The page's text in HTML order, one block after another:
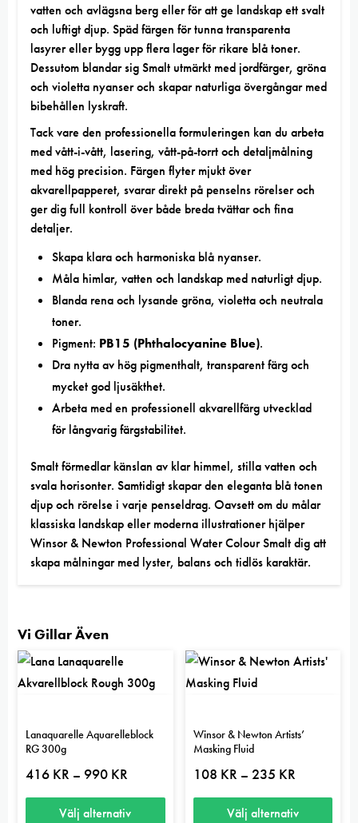
vatten och avlägsna berg eller för att ge landskap ett svalt
och luftigt djup. Späd färgen för tunna transparenta
lasyrer eller bygg upp flera lager för rikare blå toner.
Dessutom blandar sig Smalt utmärkt med jordfärger, gröna
och violetta nyanser och skapar naturliga övergångar med
bibehållen lyskraft.
Tack vare den professionella formuleringen kan du arbeta
med vått-i-vått, lasering, vått-på-torrt och detaljmålning
med hög precision. Färgen flyter mjukt över
akvarellpapperet, svarar direkt på penselns rörelser och
ger dig full kontroll över både breda tvättar och fina
detaljer.
Skapa klara och harmoniska blå nyanser.
Måla himlar, vatten och landskap med naturligt djup.
Blanda rena och lysande gröna, violetta och neutrala
toner.
Pigment: PB15 (Phthalocyanine Blue).
Dra nytta av hög pigmenthalt, transparent färg och
mycket god ljusäkthet.
Arbeta med en professionell akvarellfärg utvecklad
för långvarig färgstabilitet.
Smalt förmedlar känslan av klar himmel, stilla vatten och
svala horisonter. Samtidigt skapar den eleganta blå tonen
djup och rörelse i varje penseldrag. Oavsett om du målar
klassiska landskap eller moderna illustrationer hjälper
Winsor & Newton Professional Water Colour Smalt dig att
skapa målningar med lyster, balans och tidlös karaktär.
Vi Gillar Även
Lanaquarelle Aquarelleblock
RG 300g
416 KR – 990 KR
till
990 kr
Välj alternativ
Winsor & Newton Artists’
Masking Fluid
108 KR – 235 KRPrisintervall:
till
235 kr
Välj alternativ